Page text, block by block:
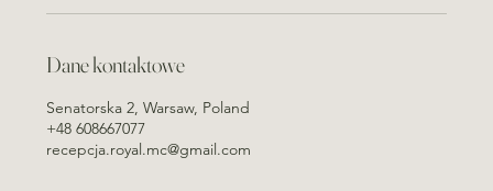
Dane kontaktowe
Senatorska 2, Warsaw, Poland
+48 608667077
recepcja.royal.mc@gmail.com